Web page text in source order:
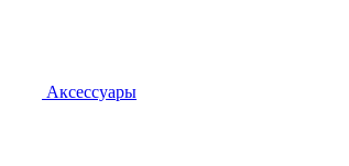
Аксессуары